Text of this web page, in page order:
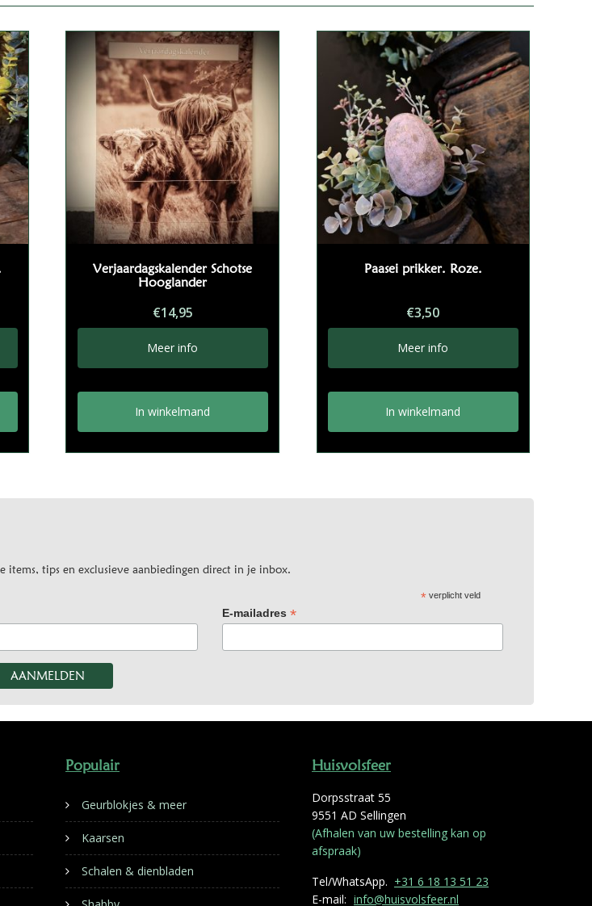
Verjaardagskalender Schotse
Hooglander
€14,95
Meer info
In winkelmand
Paasei prikker. Roze.
€3,50
Meer info
In winkelmand
tips en exclusieve aanbiedingen direct in je inbox.
*verplicht veld
E-mailadres *
Populair
Geurblokjes & meer
Kaarsen
Schalen & dienbladen
Huisvolsfeer
Dorpsstraat 55
9551 AD Sellingen
(Afhalen van uw bestelling kan op
afspraak)
Tel/WhatsApp. +31 6 18 13 51 23
E-mail: info@huisvolsfeer.nl